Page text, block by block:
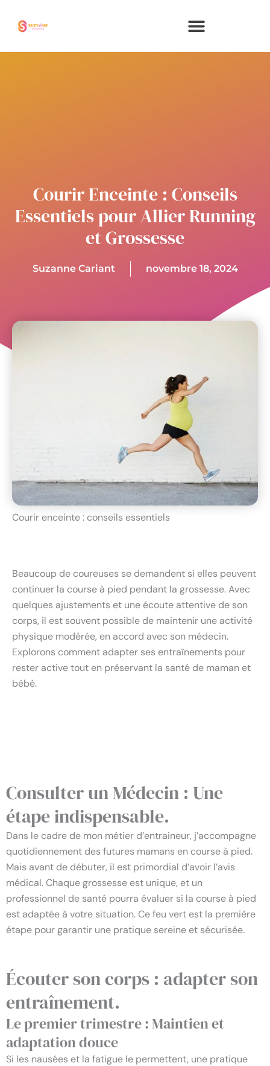
Courir Enceinte : Conseils
Essentiels pour Allier Running
et Grossesse
Suzanne Cariant novembre 18, 2024
Courir enceinte : conseils essentiels
Beaucoup de coureuses se demandent si elles peuvent
continuer la course à pied pendant la grossesse. Avec
quelques ajustements et une écoute attentive de son
corps, il est souvent possible de maintenir une activité
physique modérée, en accord avec son médecin.
Explorons comment adapter ses entraînements pour
rester active tout en préservant la santé de maman et
bébé.
Consulter un Médecin : Une
étape indispensable.
Dans le cadre de mon métier d’entraineur, j’accompagne
quotidiennement des futures mamans en course à pied.
Mais avant de débuter, il est primordial d’avoir l’avis
médical. Chaque grossesse est unique, et un
professionnel de santé pourra évaluer si la course à pied
est adaptée à votre situation. Ce feu vert est la première
étape pour garantir une pratique sereine et sécurisée.
Écouter son corps : adapter son
entraînement.
Le premier trimestre : Maintien et
adaptation douce
Si les nausées et la fatigue le permettent, une pratique